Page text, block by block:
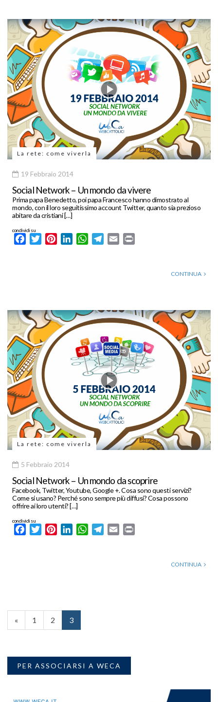
La rete: come viverla
19 Febbraio 2014
Social Network – Un mondo da vivere
Prima papa Benedetto, poi papa Francesco hanno dimostrato al
mondo, con il loro seguitissimo account Twitter, quanto sia prezioso
abitare da cristiani […]
condividi su
FacebookTwitterPinterestLinkedInWhatsApp
Telegram
Email
CONTINUA
La rete: come viverla
5 Febbraio 2014
Social Network – Un mondo da scoprire
Facebook, Twitter, Youtube, Google +. Cosa sono questi servizi?
Come si usano? Perché sono sempre più diffusi? Cosa possono
offrire ai loro utenti? […]
condividi su
FacebookTwitterPinterestLinkedInWhatsApp
Telegram
Email
CONTINUA
« 1 2 3
PER ASSOCIARSI A WECA